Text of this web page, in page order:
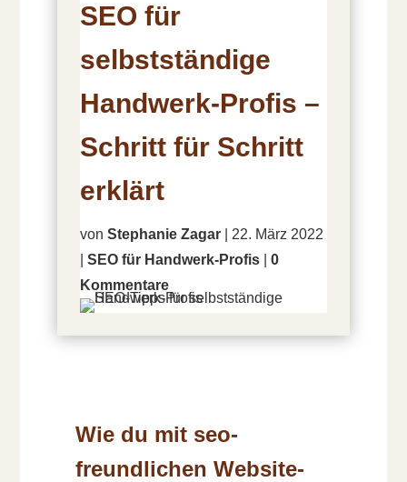
SEO für
selbstständige
Handwerk-Profis –
Schritt für Schritt
erklärt
von Stephanie Zagar| 22. März 2022
SEO für Handwerk-Profis| 0
Kommentare
Wie du mit seo-
freundlichen Website-